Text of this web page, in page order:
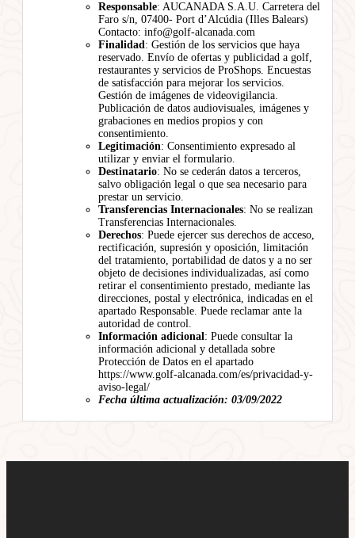
Responsable: AUCANADA S.A.U. Carretera del
Faro s/n, 07400- Port d’Alcúdia (Illes Balears)
Contacto: info@golf-alcanada.com
Finalidad: Gestión de los servicios que haya
reservado. Envío de ofertas y publicidad a golf,
restaurantes y servicios de ProShops. Encuestas
de satisfacción para mejorar los servicios.
Gestión de imágenes de videovigilancia.
Publicación de datos audiovisuales, imágenes y
grabaciones en medios propios y con
consentimiento.
Legitimación: Consentimiento expresado al
utilizar y enviar el formulario.
Destinatario: No se cederán datos a terceros,
salvo obligación legal o que sea necesario para
prestar un servicio.
Transferencias Internacionales: No se realizan
Transferencias Internacionales.
Derechos: Puede ejercer sus derechos de acceso,
rectificación, supresión y oposición, limitación
del tratamiento, portabilidad de datos y a no ser
objeto de decisiones individualizadas, así como
retirar el consentimiento prestado, mediante las
direcciones, postal y electrónica, indicadas en el
apartado Responsable. Puede reclamar ante la
autoridad de control.
Información adicional: Puede consultar la
información adicional y detallada sobre
Protección de Datos en el apartado
https://www.golf-alcanada.com/es/privacidad-y-
aviso-legal/
Fecha última actualización: 03/09/2022